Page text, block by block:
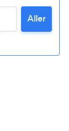
Aller